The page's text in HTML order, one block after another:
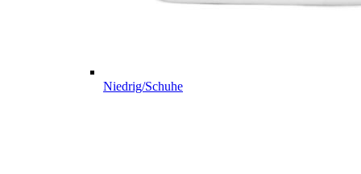
Niedrig/Schuhe